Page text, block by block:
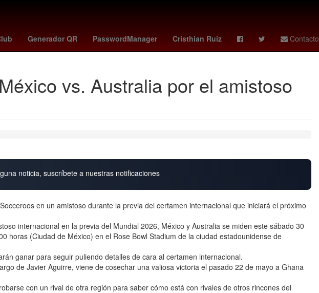
Generador QR PasswordManager Cristhian Ruiz Contacto
unam cuerpo Puebla de Zaragoza trainspotting pokemon 30 aniversario
vs. Australia por el amistoso
noticia, suscríbete a nuestras notificaciones
en un amistoso durante la previa del certamen internacional que iniciará el próximo
internacional en la previa del Mundial 2026, México y Australia se miden este sábado 30
horas (Ciudad de México) en el Rose Bowl Stadium de la ciudad estadounidense de
ganar para seguir puliendo detalles de cara al certamen internacional.
de Javier Aguirre, viene de cosechar una valiosa victoria el pasado 22 de mayo a Ghana
con un rival de otra región para saber cómo está con rivales de otros rincones del